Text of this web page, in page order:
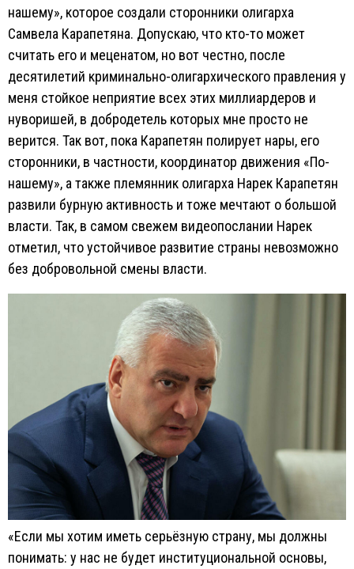
нашему», которое создали сторонники олигарха
Самвела Карапетяна. Допускаю, что кто-то может
считать его и меценатом, но вот честно, после
десятилетий криминально-олигархического правления у
меня стойкое неприятие всех этих миллиардеров и
нуворишей, в добродетель которых мне просто не
верится. Так вот, пока Карапетян полирует нары, его
сторонники, в частности, координатор движения «По-
нашему», а также племянник олигарха Нарек Карапетян
развили бурную активность и тоже мечтают о большой
власти. Так, в самом свежем видеопослании Нарек
отметил, что устойчивое развитие страны невозможно
без добровольной смены власти.
«Если мы хотим иметь серьёзную страну, мы должны
понимать: у нас не будет институциональной основы,